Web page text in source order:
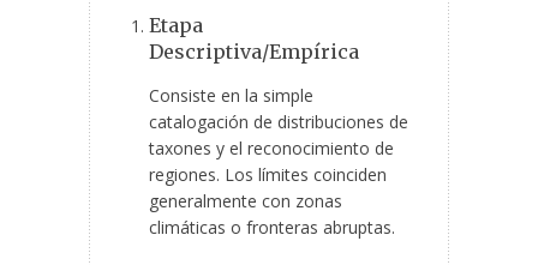
Etapa
Descriptiva/Empírica
Consiste en la simple
catalogación de distribuciones de
taxones y el reconocimiento de
regiones. Los límites coinciden
generalmente con zonas
climáticas o fronteras abruptas.